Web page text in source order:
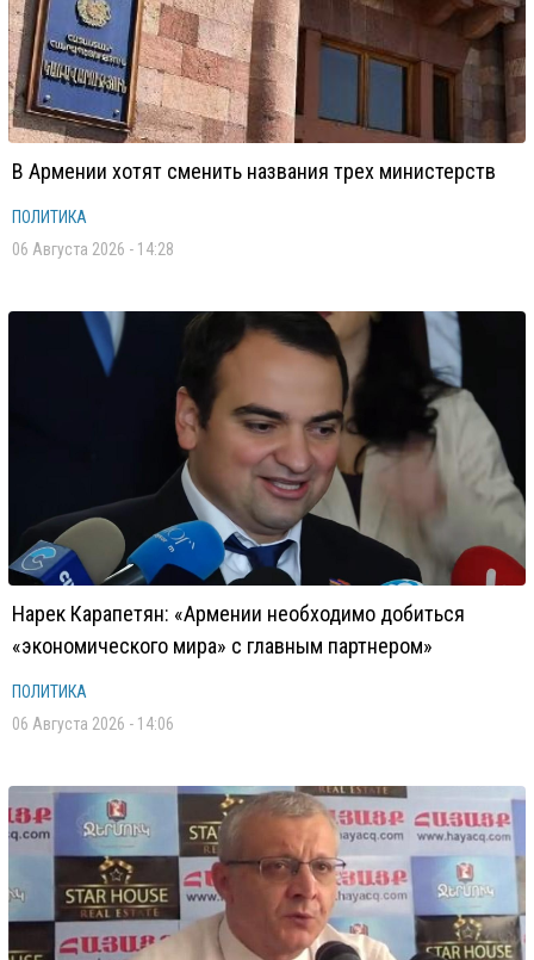
В Армении хотят сменить названия трех министерств
ПОЛИТИКА
06 Августа 2026 - 14:28
Нарек Карапетян: «Армении необходимо добиться
«экономического мира» с главным партнером»
ПОЛИТИКА
06 Августа 2026 - 14:06